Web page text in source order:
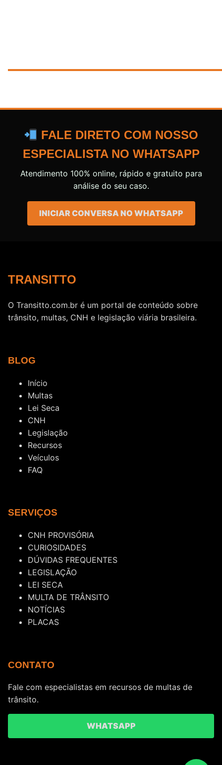
FALE DIRETO COM NOSSO
ESPECIALISTA NO WHATSAPP
Atendimento 100% online, rápido e gratuito para
análise do seu caso.
INICIAR CONVERSA NO WHATSAPP
TRANSITTO
O Transitto.com.br é um portal de conteúdo sobre
trânsito, multas, CNH e legislação viária brasileira.
BLOG
Início
Multas
Lei Seca
CNH
Legislação
Recursos
Veículos
FAQ
SERVIÇOS
CNH PROVISÓRIA
CURIOSIDADES
DÚVIDAS FREQUENTES
LEGISLAÇÃO
LEI SECA
MULTA DE TRÂNSITO
NOTÍCIAS
PLACAS
CONTATO
Fale com especialistas em recursos de multas de
trânsito.
WHATSAPP